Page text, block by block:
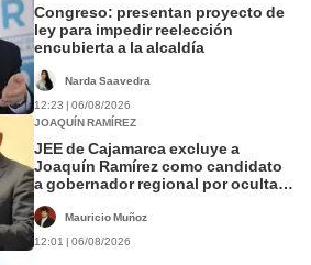
Congreso: presentan proyecto de
ley para impedir reelección
encubierta a la alcaldía
Narda Saavedra
12:23 | 06/08/2026
JOAQUÍN RAMÍREZ
JEE de Cajamarca excluye a
Joaquín Ramírez como candidato
a gobernador regional por ocultar
Mauricio Muñoz
12:01 | 06/08/2026